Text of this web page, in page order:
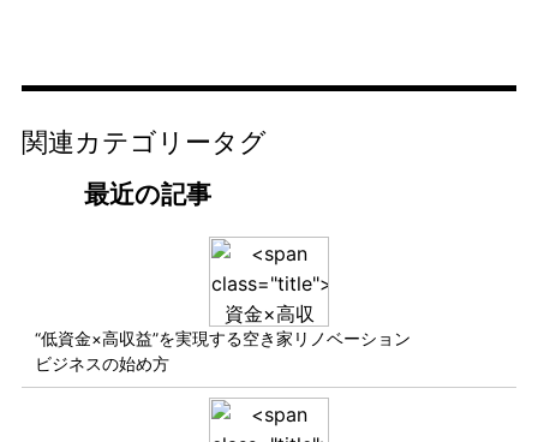
関連カテゴリータグ
最近の記事
“低資金×高収益”を実現する空き家リノベーション
ビジネスの始め方